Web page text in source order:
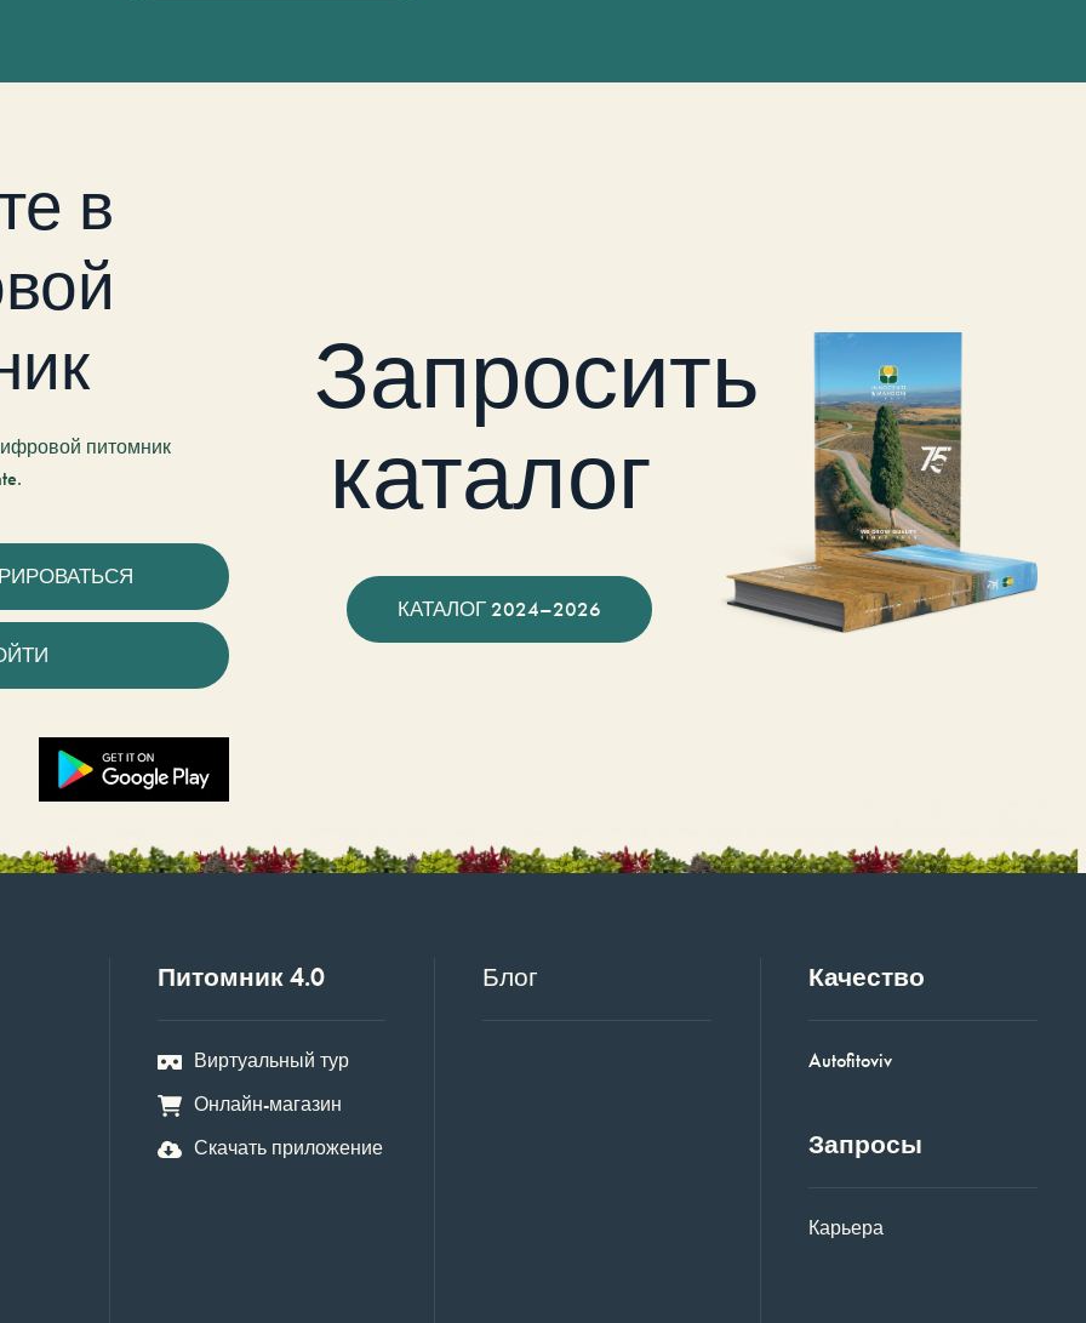
в
питомник
Запросить
каталог
КАТАЛОГ 2024–2026
Питомник 4.0
Виртуальный тур
Онлайн-магазин
Скачать приложение
Блог Качество
Autofitoviv
Запросы
Карьера